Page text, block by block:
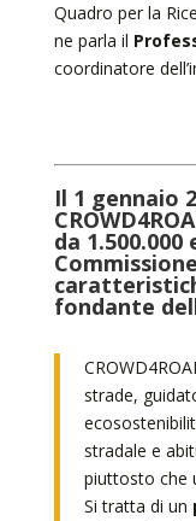
Quadro per la
ne parla il
coordinatore
Il 1 gennaio
da
fondante
strade,
stradale e
piuttosto che
Si tratta di un